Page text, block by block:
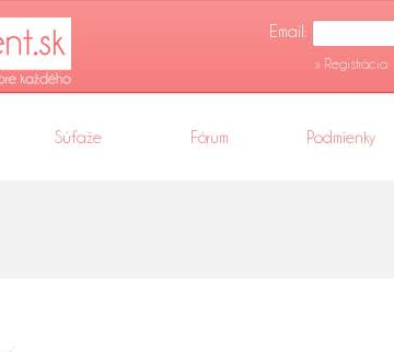
Email:
» Registrácia
Súťaže Fórum Podmienky